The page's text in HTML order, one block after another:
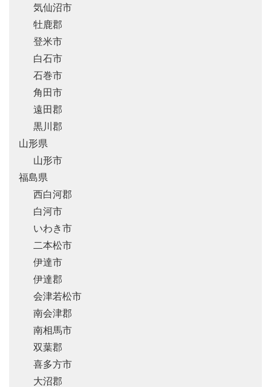
気仙沼市
牡鹿郡
登米市
白石市
石巻市
角田市
遠田郡
黒川郡
山形県
山形市
福島県
西白河郡
白河市
いわき市
二本松市
伊達市
伊達郡
会津若松市
南会津郡
南相馬市
双葉郡
喜多方市
大沼郡